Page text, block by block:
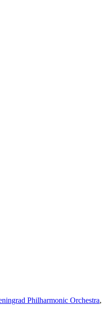
Philharmonic Orchestra,